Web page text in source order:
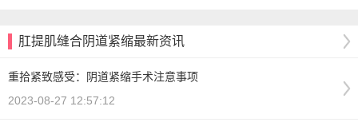
肛提肌缝合阴道紧缩最新资讯
重拾紧致感受：阴道紧缩手术注意事项
2023-08-27 12:57:12